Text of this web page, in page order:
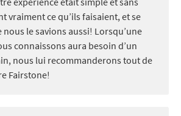
vraiment ce qu’ils faisaient, et se
le savions aussi! Lorsqu’une
connaissons aura besoin d’un
nous lui recommanderons tout de
Fairstone!